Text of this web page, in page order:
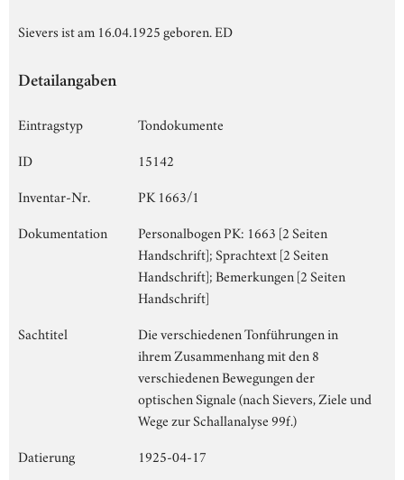
Sievers ist am 16.04.1925 geboren. ED
Detailangaben
Eintragstyp
Tondokumente
ID
15142
Inventar-Nr.
PK 1663/1
Dokumentation
Personalbogen PK: 1663 [2 Seiten
Handschrift]; Sprachtext [2 Seiten
Handschrift]; Bemerkungen [2 Seiten
Handschrift]
Sachtitel
Die verschiedenen Tonführungen in
ihrem Zusammenhang mit den 8
verschiedenen Bewegungen der
optischen Signale (nach Sievers, Ziele und
Wege zur Schallanalyse 99f.)
Datierung
1925-04-17